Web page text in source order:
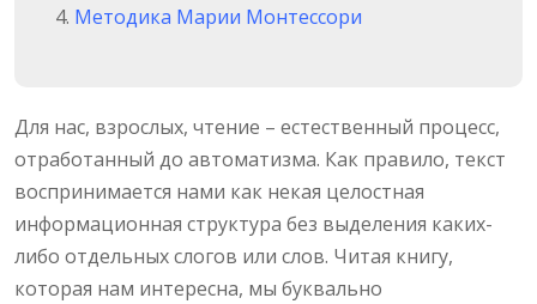
Методика Марии Монтессори
Для нас, взрослых, чтение – естественный процесс,
отработанный до автоматизма. Как правило, текст
воспринимается нами как некая целостная
информационная структура без выделения каких-
либо отдельных слогов или слов. Читая книгу,
которая нам интересна, мы буквально